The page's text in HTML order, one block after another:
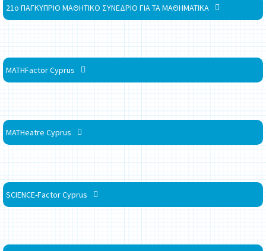
21ο ΠΑΓΚΥΠΡΙΟ ΜΑΘΗΤΙΚΟ ΣΥΝΕΔΡΙΟ ΓΙΑ ΤΑ ΜΑΘΗΜΑΤΙΚΑ
MATHFactor Cyprus
MATHeatre Cyprus
SCIENCE-Factor Cyprus